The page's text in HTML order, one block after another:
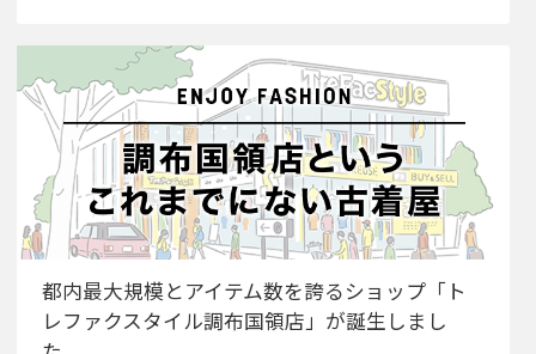
都内最大規模とアイテム数を誇るショップ「ト
レファクスタイル調布国領店」が誕生しまし